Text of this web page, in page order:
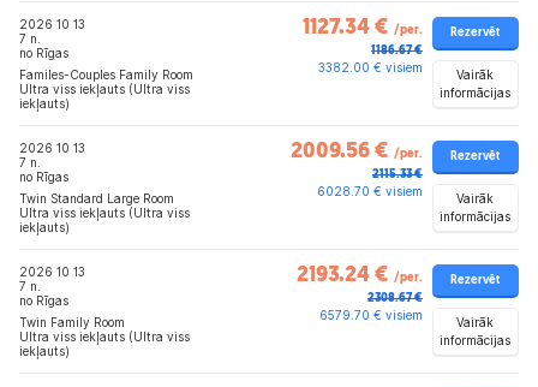
2026 10 13
7 n.
no Rīgas
Familes-Couples Family Room
Ultra viss iekļauts (Ultra viss
iekļauts)
1127.34 € /per.
1186.67 €
3382.00 € visiem
Rezervēt
Vairāk
informācijas
2026 10 13
7 n.
no Rīgas
Twin Standard Large Room
Ultra viss iekļauts (Ultra viss
iekļauts)
2009.56 € /per.
2115.33 €
6028.70 € visiem
Rezervēt
Vairāk
informācijas
2026 10 13
7 n.
no Rīgas
Twin Family Room
Ultra viss iekļauts (Ultra viss
iekļauts)
2193.24 € /per.
2308.67 €
6579.70 € visiem
Rezervēt
Vairāk
informācijas